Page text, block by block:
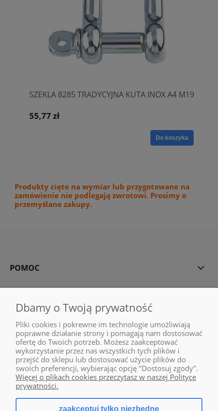
SZEKLA 8285 TRADYCYJNA KUTA INOX A4 M19
55,77 zł
Do koszyka
Produkty cięte na wymiar lub przygotowane na
zamówienie nie podlegają zwrotowi. Prosimy o
przemyślane zakupy.
POMOC
PŁATNOŚCI I DOSTAWA
INFORMACJE
O NAS
Dbamy o Twoją prywatność
Pliki cookies i pokrewne im technologie umożliwiają
poprawne działanie strony i pomagają nam dostosować
ofertę do Twoich potrzeb. Możesz zaakceptować
wykorzystanie przez nas wszystkich tych plików i
przejść do sklepu lub dostosować użycie plików do
swoich preferencji, wybierając opcję "Dostosuj zgody".
Więcej o plikach cookies przeczytasz w naszej Polityce
prywatności.
zaakceptuj tylko niezbędne